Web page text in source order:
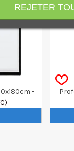
-
REJETER